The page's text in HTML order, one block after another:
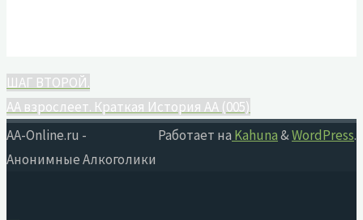
ШАГ ВТОРОЙ.
АА взрослеет. Краткая История АА (005)
Работает на Kahuna&WordPress.
AA-Online.ru -
Анонимные Алкоголики